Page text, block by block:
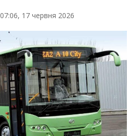
07:06, 17 червня 2026